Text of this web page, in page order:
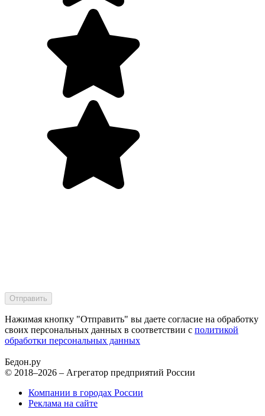
Нажимая кнопку "Отправить" вы даете согласие на обработку
своих персональных данных в соответствии с политикой
обработки персональных данных
Бедон.ру
© 2018–2026 – Агрегатор предприятий России
Компании в городах России
Реклама на сайте